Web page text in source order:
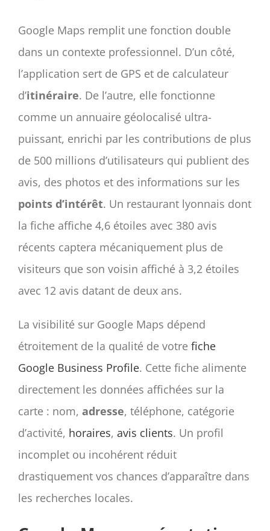
Google Maps remplit une fonction double
dans un contexte professionnel. D’un côté,
l’application sert de GPS et de calculateur
d’itinéraire. De l’autre, elle fonctionne
comme un annuaire géolocalisé ultra-
puissant, enrichi par les contributions de plus
de 500 millions d’utilisateurs qui publient des
avis, des photos et des informations sur les
points d’intérêt. Un restaurant lyonnais dont
la fiche affiche 4,6 étoiles avec 380 avis
récents captera mécaniquement plus de
visiteurs que son voisin affiché à 3,2 étoiles
avec 12 avis datant de deux ans.
La visibilité sur Google Maps dépend
étroitement de la qualité de votre fiche
Google Business Profile. Cette fiche alimente
directement les données affichées sur la
carte : nom, adresse, téléphone, catégorie
d’activité, horaires, avis clients. Un profil
incomplet ou incohérent réduit
drastiquement vos chances d’apparaître dans
les recherches locales.